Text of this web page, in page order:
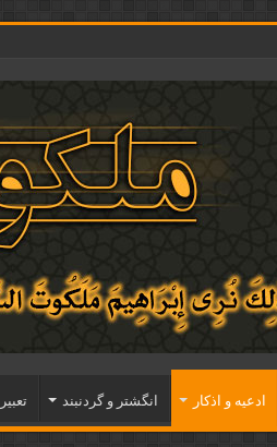
ادعيه و اذكار انگشتر و گردنبند